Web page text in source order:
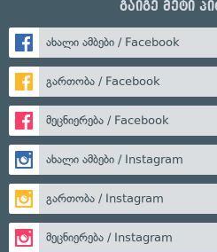
გაიგე მეტი
ახალი ამბები / Facebook
გართობა / Facebook
მეცნიერება / Facebook
ახალი ამბები / Instagram
გართობა / Instagram
მეცნიერება / Instagram